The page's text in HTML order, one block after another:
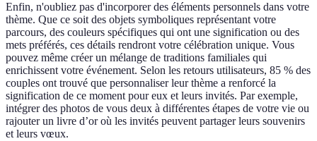
Enfin, n'oubliez pas d'incorporer des éléments personnels dans votre
thème. Que ce soit des objets symboliques représentant votre
parcours, des couleurs spécifiques qui ont une signification ou des
mets préférés, ces détails rendront votre célébration unique. Vous
pouvez même créer un mélange de traditions familiales qui
enrichissent votre événement. Selon les retours utilisateurs, 85 % des
couples ont trouvé que personnaliser leur thème a renforcé la
signification de ce moment pour eux et leurs invités. Par exemple,
intégrer des photos de vous deux à différentes étapes de votre vie ou
rajouter un livre d’or où les invités peuvent partager leurs souvenirs
et leurs vœux.